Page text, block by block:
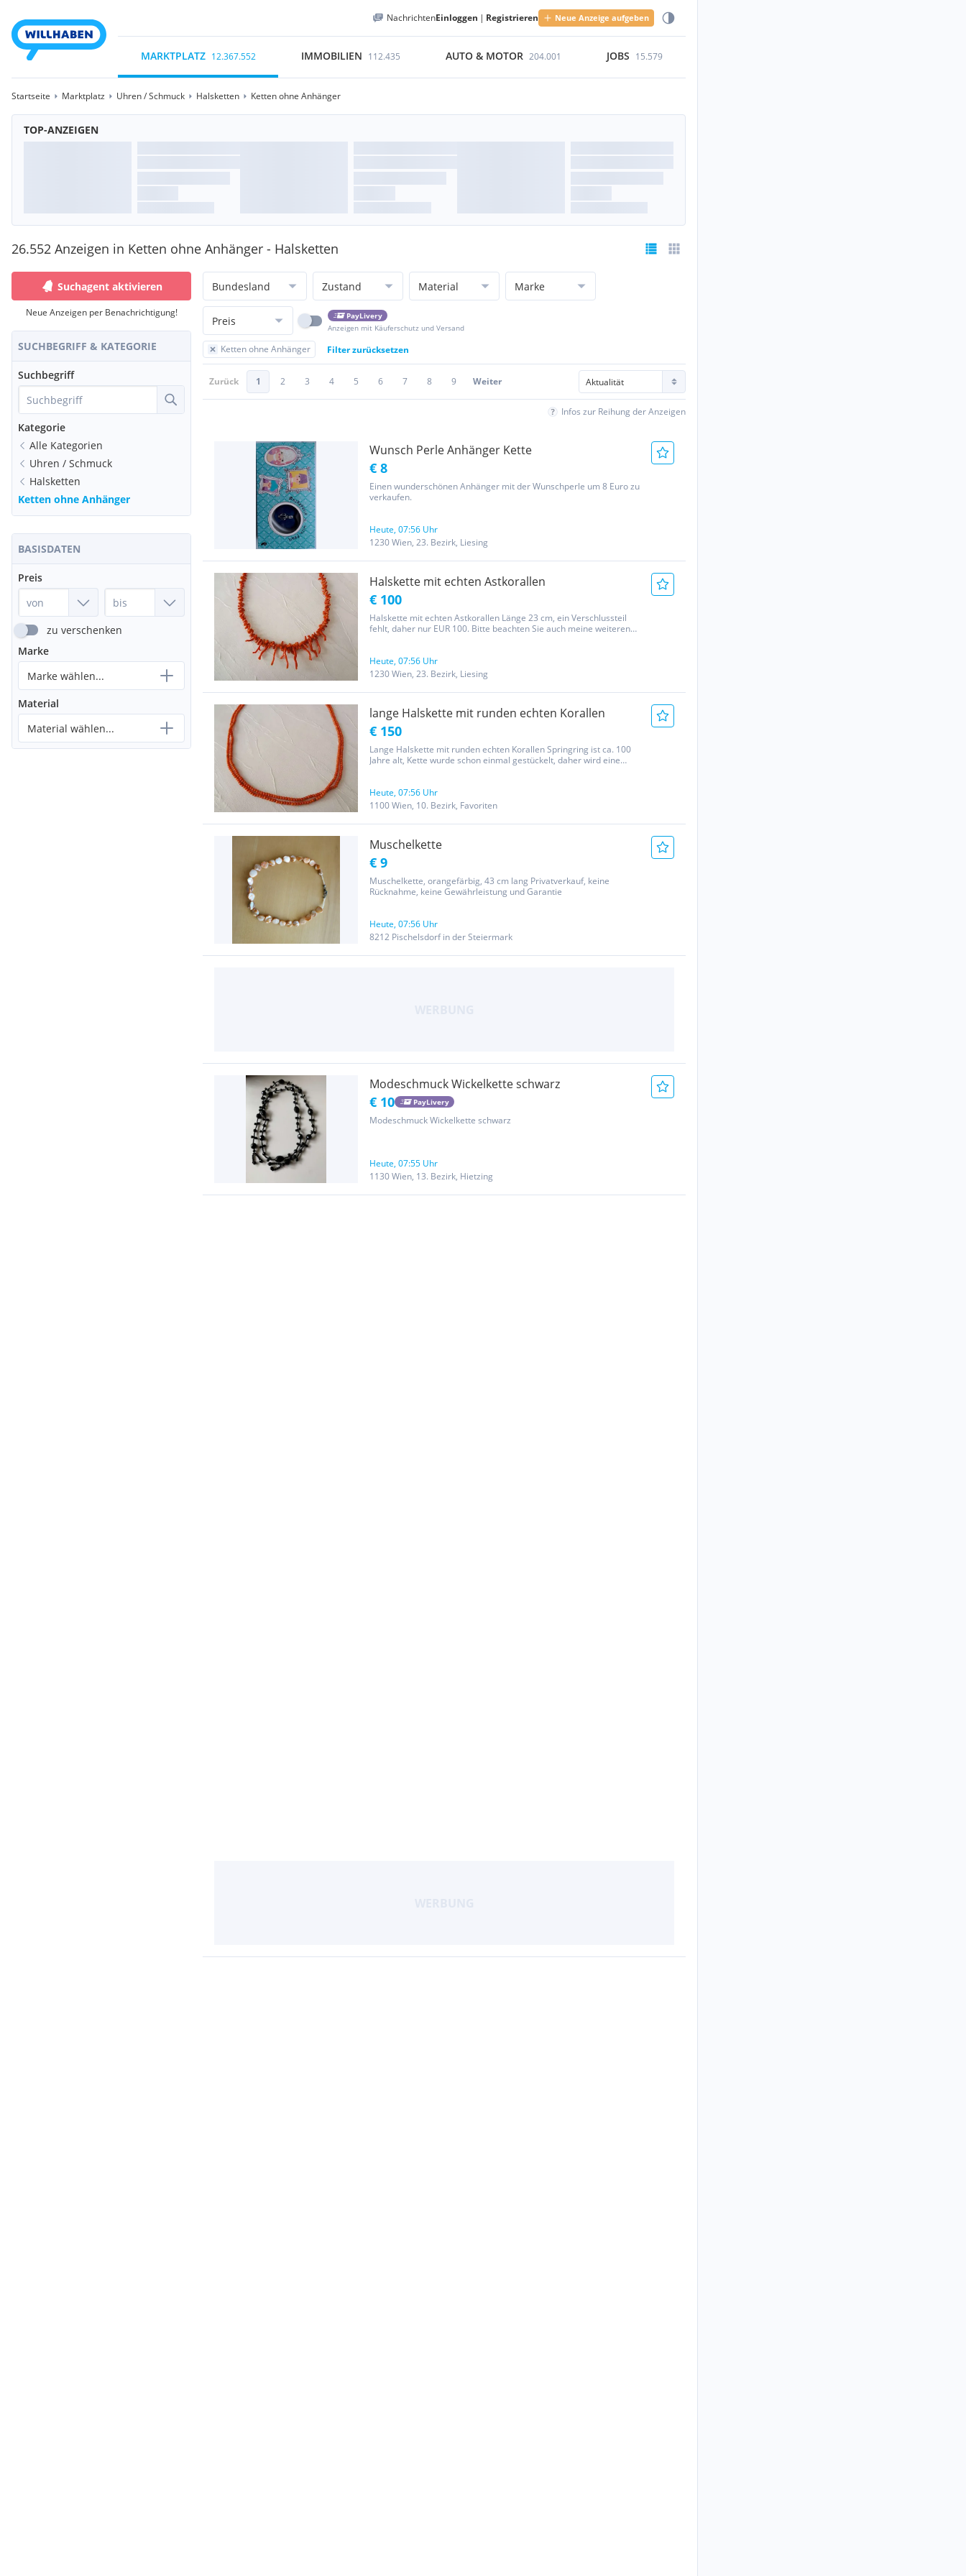
NachrichtenEinloggen | Registrieren Neue Anzeige aufgeben
MARKTPLATZ 12.367.552 IMMOBILIEN 112.435 AUTO & MOTOR 204.001 JOBS 15.579
Startseite Marktplatz Uhren / Schmuck Halsketten Ketten ohne Anhänger
TOP-ANZEIGEN
26.552 Anzeigen in Ketten ohne Anhänger - Halsketten
Suchagent aktivieren
Neue Anzeigen per Benachrichtigung!
SUCHBEGRIFF & KATEGORIE
Suchbegriff
Kategorie
Alle Kategorien
Uhren / Schmuck
Halsketten
Ketten ohne Anhänger
BASISDATEN
Preis
zu verschenken
Marke
Marke wählen...
Material
Material wählen...
Bundesland Zustand Material Marke
Preis
PayLivery
Anzeigen mit Käuferschutz und Versand
Ketten ohne Anhänger Filter zurücksetzen
Zurück 1 2 3 4 5 6 7 8 9 Weiter
Infos zur Reihung der Anzeigen
Wunsch Perle Anhänger Kette
€ 8
Einen wunderschönen Anhänger mit der Wunschperle um 8 Euro zu
verkaufen.
Heute, 07:56 Uhr
1230 Wien, 23. Bezirk, Liesing
Halskette mit echten Astkorallen
€ 100
Halskette mit echten Astkorallen Länge 23 cm, ein Verschlussteil
fehlt, daher nur EUR 100. Bitte beachten Sie auch meine weiteren
Heute, 07:56 Uhr
1230 Wien, 23. Bezirk, Liesing
lange Halskette mit runden echten Korallen
€ 150
Lange Halskette mit runden echten Korallen Springring ist ca. 100
Jahre alt, Kette wurde schon einmal gestückelt, daher wird eine
Der...
Heute, 07:56 Uhr
1100 Wien, 10. Bezirk, Favoriten
Muschelkette
€ 9
Muschelkette, orangefärbig, 43 cm lang Privatverkauf, keine
Rücknahme, keine Gewährleistung und Garantie
Heute, 07:56 Uhr
8212 Pischelsdorf in der Steiermark
Modeschmuck Wickelkette schwarz
€ 10 PayLivery
Modeschmuck Wickelkette schwarz
Heute, 07:55 Uhr
1130 Wien, 13. Bezirk, Hietzing